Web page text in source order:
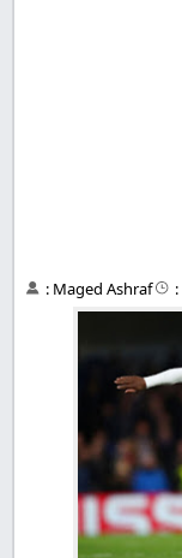
: Maged Ashraf :